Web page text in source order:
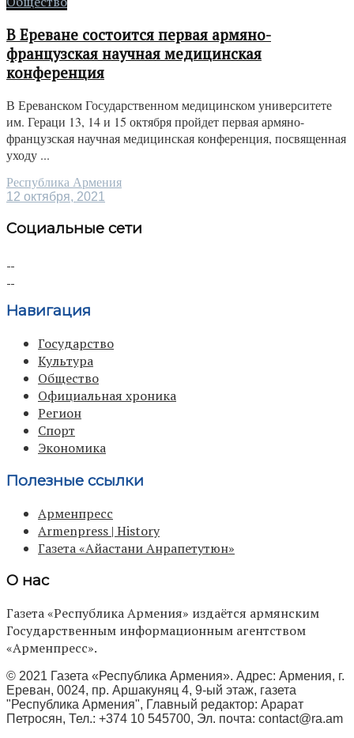
В Ереване состоится первая армяно-
французская научная медицинская
конференция
В Ереванском Государственном медицинском университете
им. Гераци 13, 14 и 15 октября пройдет первая армяно-
французская научная медицинская конференция, посвященная
уходу ...
Республика Армения
12 октября, 2021
Социальные сети
Навигация
Государство
Культура
Общество
Официальная хроника
Регион
Спорт
Экономика
Полезные ссылки
Арменпресс
Armenpress | History
Газета «Айастани Анрапетутюн»
О нас
Газета «Республика Армения» издаётся армянским
Государственным информационным агентством
«Арменпресс».
© 2021 Газета «Республика Армения». Адрес: Армения, г.
Ереван, 0024, пр. Аршакуняц 4, 9-ый этаж, газета
"Республика Армения", Главный редактор: Арарат
Петросян, Тел.: +374 10 545700, Эл. почта: contact@ra.am